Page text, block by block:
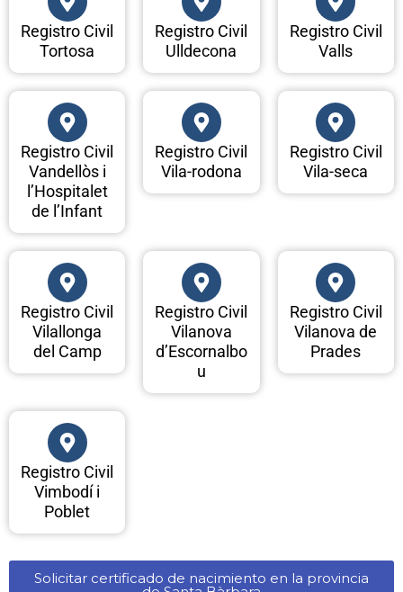
Registro Civil
Tortosa
Registro Civil
Ulldecona
Registro Civil
Valls
Registro Civil
Vandellòs i
l’Hospitalet
de l’Infant
Registro Civil
Vila-rodona
Registro Civil
Vila-seca
Registro Civil
Vilallonga
del Camp
Registro Civil
Vilanova
d’Escornalbo
u
Registro Civil
Vilanova de
Prades
Registro Civil
Vimbodí i
Poblet
Solicitar certificado de nacimiento en la provincia